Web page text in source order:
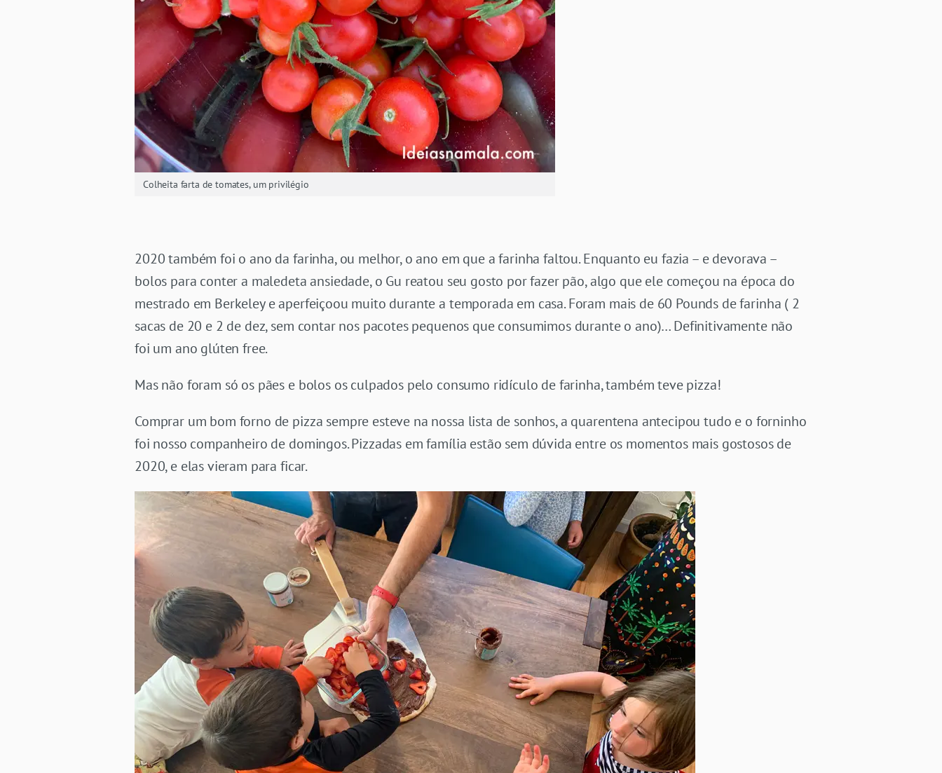
Colheita farta de tomates, um privilégio
2020 também foi o ano da farinha, ou melhor, o ano em que a farinha faltou. Enquanto eu fazia – e devorava –
bolos para conter a maledeta ansiedade, o Gu reatou seu gosto por fazer pão, algo que ele começou na época do
mestrado em Berkeley e aperfeiçoou muito durante a temporada em casa. Foram mais de 60 Pounds de farinha ( 2
sacas de 20 e 2 de dez, sem contar nos pacotes pequenos que consumimos durante o ano)… Definitivamente não
foi um ano glúten free.
Mas não foram só os pães e bolos os culpados pelo consumo ridículo de farinha, também teve pizza!
Comprar um bom forno de pizza sempre esteve na nossa lista de sonhos, a quarentena antecipou tudo e o forninho
foi nosso companheiro de domingos. Pizzadas em família estão sem dúvida entre os momentos mais gostosos de
2020, e elas vieram para ficar.